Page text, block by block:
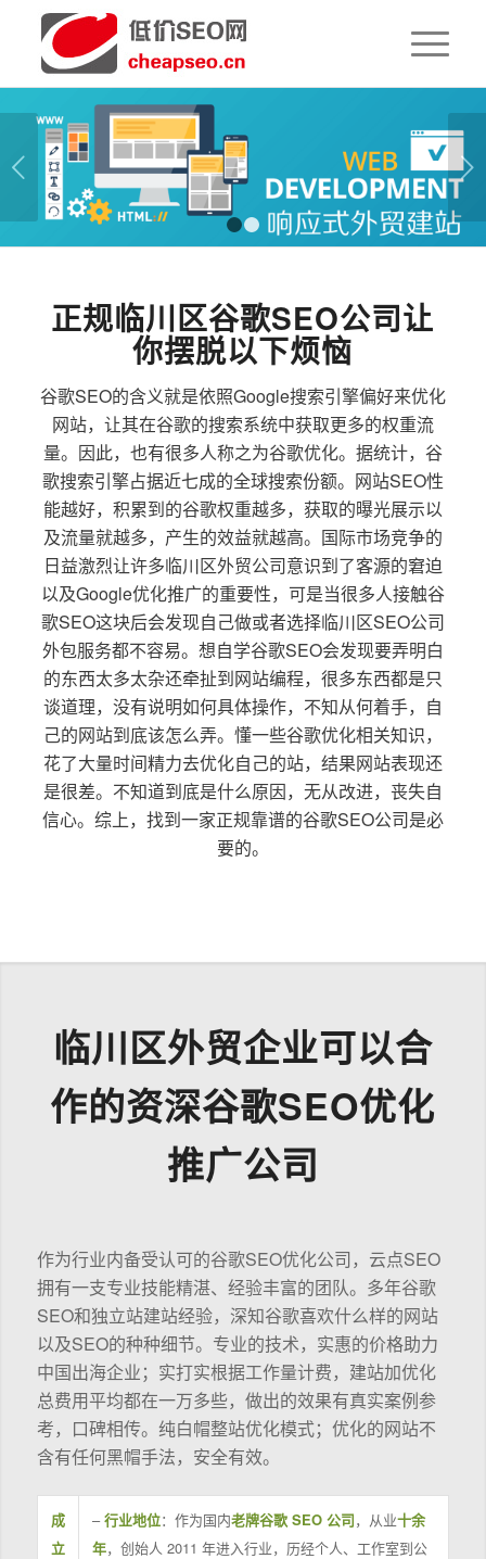
下一页
1 2
正规临川区谷歌SEO公司让
你摆脱以下烦恼
谷歌SEO的含义就是依照Google搜索引擎偏好来优化
网站，让其在谷歌的搜索系统中获取更多的权重流
量。因此，也有很多人称之为谷歌优化。据统计，谷
歌搜索引擎占据近七成的全球搜索份额。网站SEO性
能越好，积累到的谷歌权重越多，获取的曝光展示以
及流量就越多，产生的效益就越高。国际市场竞争的
日益激烈让许多临川区外贸公司意识到了客源的窘迫
以及Google优化推广的重要性，可是当很多人接触谷
歌SEO这块后会发现自己做或者选择临川区SEO公司
外包服务都不容易。想自学谷歌SEO会发现要弄明白
的东西太多太杂还牵扯到网站编程，很多东西都是只
谈道理，没有说明如何具体操作，不知从何着手，自
己的网站到底该怎么弄。懂一些谷歌优化相关知识，
花了大量时间精力去优化自己的站，结果网站表现还
是很差。不知道到底是什么原因，无从改进，丧失自
信心。综上，找到一家正规靠谱的谷歌SEO公司是必
要的。
临川区外贸企业可以合
作的资深谷歌SEO优化
推广公司
作为行业内备受认可的谷歌SEO优化公司，云点SEO
拥有一支专业技能精湛、经验丰富的团队。多年谷歌
SEO和独立站建站经验，深知谷歌喜欢什么样的网站
以及SEO的种种细节。专业的技术，实惠的价格助力
中国出海企业；实打实根据工作量计费，建站加优化
总费用平均都在一万多些，做出的效果有真实案例参
考，口碑相传。纯白帽整站优化模式；优化的网站不
含有任何黑帽手法，安全有效。
成
立
–行业地位：作为国内老牌谷歌 SEO 公司，从业十余
年，创始人 2011 年进入行业，历经个人、工作室到公